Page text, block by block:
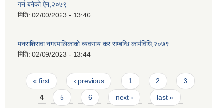
गर्न बनेको ऐन,२०७९
मिति: 02/09/2023 - 13:46
मनराशिसवा नगरपालिकाको व्यवसाय कर सम्बन्धि कार्यविधि,२०७९
मिति: 02/09/2023 - 13:44
Pages
« first ‹ previous 1 2 3
4 5 6 next › last »